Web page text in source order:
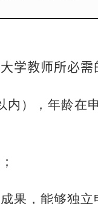
学教师所必
内），年龄在
果，能够独